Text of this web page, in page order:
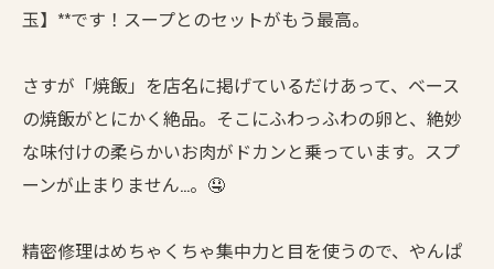
玉】**です！スープとのセットがもう最高。
さすが「焼飯」を店名に掲げているだけあって、ベース
の焼飯がとにかく絶品。そこにふわっふわの卵と、絶妙
な味付けの柔らかいお肉がドカンと乗っています。スプ
ーンが止まりません…。🤤
精密修理はめちゃくちゃ集中力と目を使うので、やんぱ